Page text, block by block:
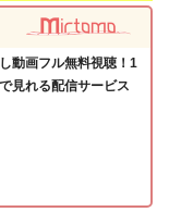
動画フル無料視聴！1
見れる配信サービス